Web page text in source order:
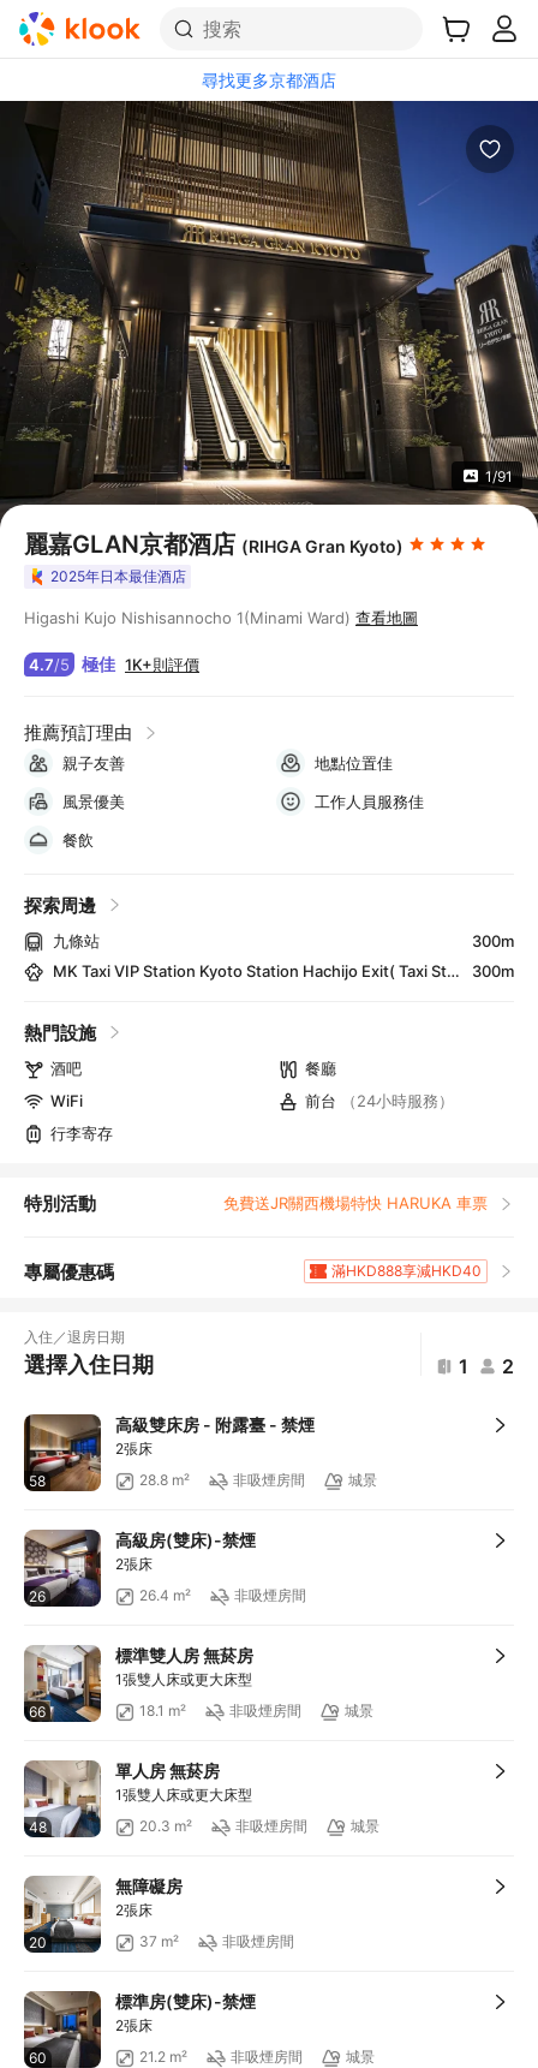
搜索
尋找更多京都酒店
1/91
麗嘉GLAN京都酒店 (RIHGA Gran Kyoto)
2025年日本最佳酒店
Higashi Kujo Nishisannocho 1(Minami Ward) 查看地圖
4.7/5 極佳 1K+則評價
推薦預訂理由
親子友善
地點位置佳
風景優美
工作人員服務佳
餐飲
探索周邊
九條站
300m
MK Taxi VIP Station Kyoto Station Hachijo Exit( Taxi Stand/ Kyoto sightseeing reception)
300m
熱門設施
酒吧
餐廳
WiFi
前台
（24小時服務）
行李寄存
特別活動 免費送JR關西機場特快 HARUKA 車票
專屬優惠碼
滿HKD888享減HKD40
滿HKD800享減HKD50
滿HKD1,000享減HKD100
滿HKD1,000享減HKD100
入住／退房日期
選擇入住日期 1 2
58
高級雙床房 - 附露臺 - 禁煙
2張床
28.8 m²
非吸煙房間 城景
26
高級房(雙床)-禁煙
2張床
26.4 m²
非吸煙房間
66
標準雙人房 無菸房
1張雙人床或更大床型
18.1 m²
非吸煙房間 城景
48
單人房 無菸房
1張雙人床或更大床型
20.3 m²
非吸煙房間 城景
20
無障礙房
2張床
37 m²
非吸煙房間
60
標準房(雙床)-禁煙
2張床
21.2 m²
非吸煙房間 城景